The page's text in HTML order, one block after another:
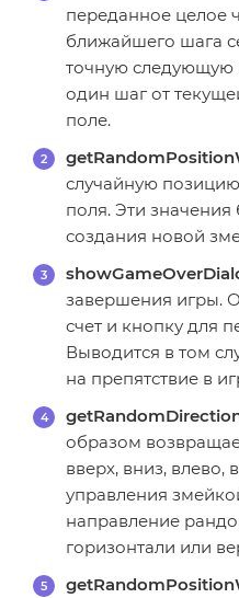
переданное целое
ближайшего шага
точную следующую
один шаг от
поле.
случайную
поля. Эти значения
создания новой
завершения игры.
счет и кнопку для
Выводится в том
на препятствие в
образом
вверх, вниз, влево,
управления
направление
горизонтали или